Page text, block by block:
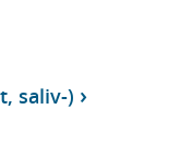
saliv-)